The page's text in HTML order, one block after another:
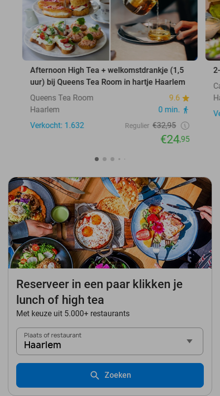
Afternoon High Tea + welkomstdrankje (1,5
uur) bij Queens Tea Room in hartje Haarlem
Queens Tea Room
9.6
Haarlem
0 min.
Verkocht: 1.632
Regulier €32,95
€24,95
Reserveer in een paar klikken je
lunch of high tea
Met keuze uit 5.000+ restaurants
Plaats of restaurant
Haarlem
Zoeken